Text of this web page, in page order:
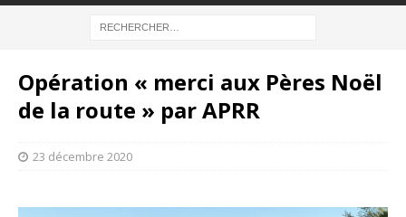
Opération « merci aux Pères Noël
de la route » par APRR
23 décembre 2020